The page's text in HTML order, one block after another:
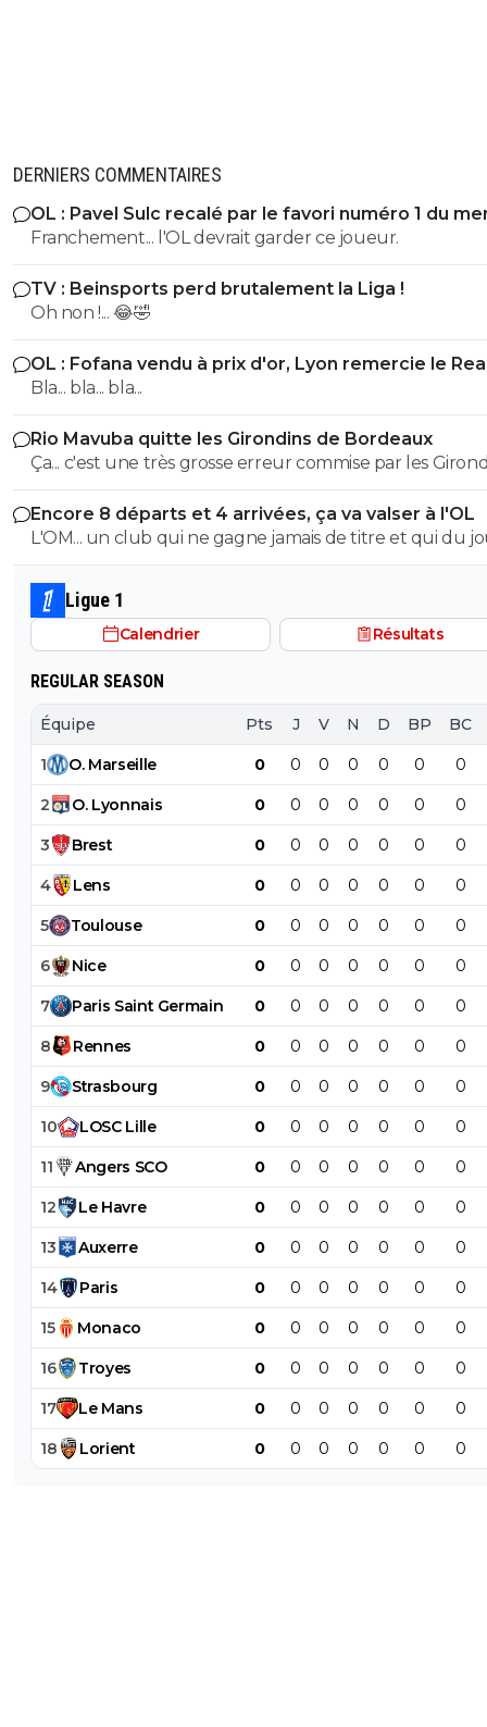
DERNIERS COMMENTAIRES
OL : Pavel Sulc recalé par le favori numéro 1 du
Franchement... l'OL devrait garder ce joueur.
TV : Beinsports perd brutalement la Liga !
Oh non !... 😂🤣
OL : Fofana vendu à prix d'or, Lyon remercie le
Bla... bla... bla...
Rio Mavuba quitte les Girondins de Bordeaux
Ça... c'est une très grosse erreur commise par les
Bordeaux.
Encore 8 départs et 4 arrivées, ça va valser à l'OL
L'OM... un club qui ne gagne jamais de titre et qui du
lendemenain pense remporter la Ligue1. MDR C'est McCourt
qui doit être navré avec tout ce qu'il a dépensé.
Ligue 1
Calendrier Résultats
REGULAR SEASON
Équipe Pts J V N D BP BC
1 O. Marseille 0 0 0 0 0 0 0
2 O. Lyonnais 0 0 0 0 0 0 0
3 Brest 0 0 0 0 0 0 0
4 Lens 0 0 0 0 0 0 0
5 Toulouse 0 0 0 0 0 0 0
6 Nice 0 0 0 0 0 0 0
7 Paris Saint Germain 0 0 0 0 0 0 0
8 Rennes 0 0 0 0 0 0 0
9 Strasbourg 0 0 0 0 0 0 0
10 LOSC Lille 0 0 0 0 0 0 0
11 Angers SCO 0 0 0 0 0 0 0
12 Le Havre 0 0 0 0 0 0 0
13 Auxerre 0 0 0 0 0 0 0
14 Paris 0 0 0 0 0 0 0
15 Monaco 0 0 0 0 0 0 0
16 Troyes 0 0 0 0 0 0 0
17 Le Mans 0 0 0 0 0 0 0
18 Lorient 0 0 0 0 0 0 0